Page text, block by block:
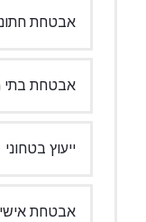
אבטחת
אבטחת בתי
ייעוץ בטחוני
אבטחת